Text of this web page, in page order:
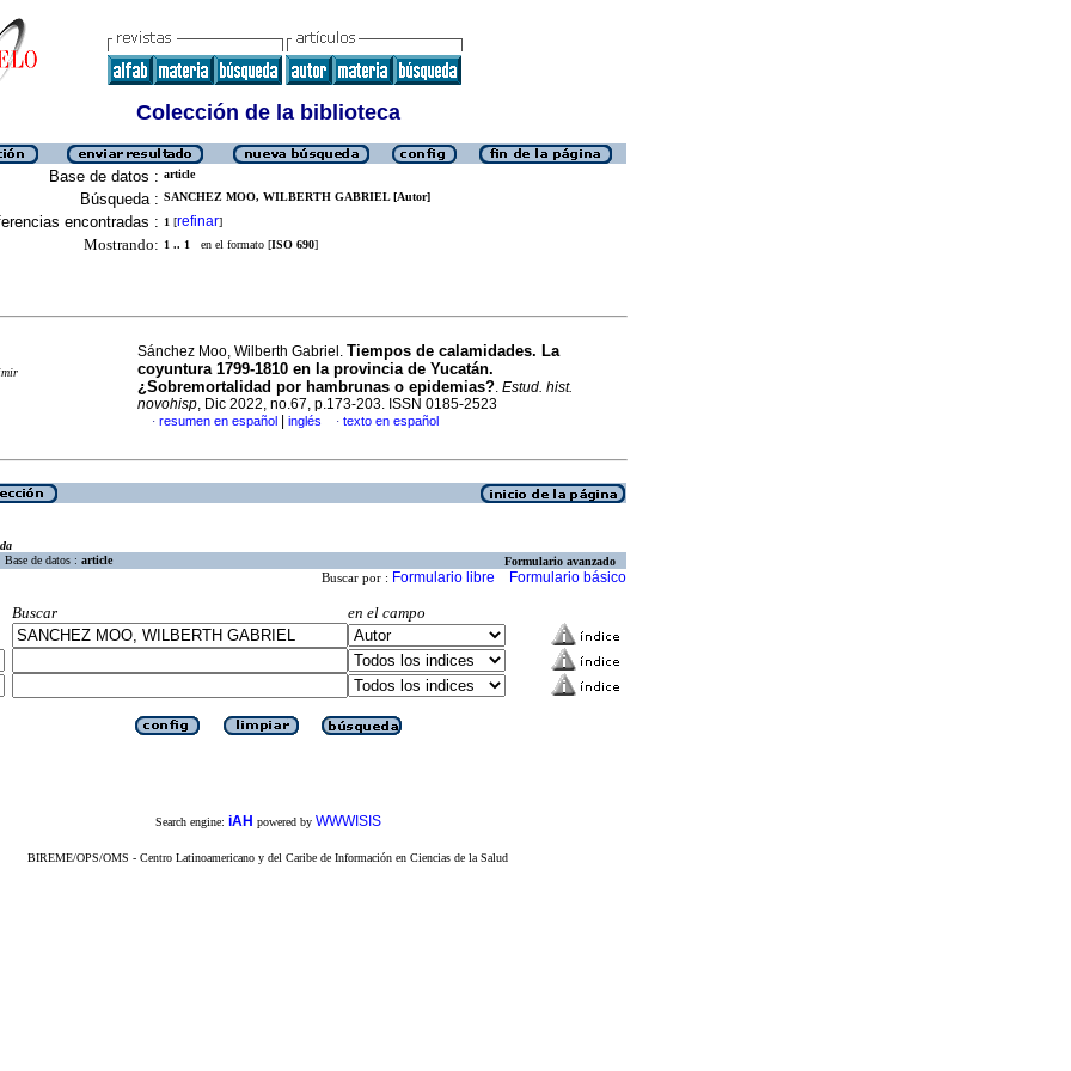
Colección de la biblioteca
Base de datos : article
Búsqueda : SANCHEZ MOO, WILBERTH GABRIEL [Autor]
encontradas : 1 [refinar]
Mostrando: 1 .. 1 en el formato [ISO 690]
Sánchez Moo, Wilberth Gabriel. Tiempos de calamidades. La
coyuntura 1799-1810 en la provincia de Yucatán.
¿Sobremortalidad por hambrunas o epidemias?. Estud. hist.
novohisp, Dic 2022, no.67, p.173-203. ISSN 0185-2523
· resumen en español inglés · texto en español
Base de datos : article Formulario avanzado
Buscar por : Formulario libre Formulario básico
Buscar
en el campo
Search engine: iAH powered by WWWISIS
BIREME/OPS/OMS - Centro Latinoamericano y del Caribe de Información en Ciencias de la Salud